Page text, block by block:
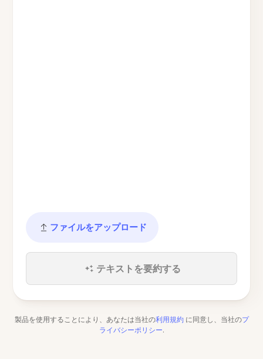
ファイルをアップロード
テキストを要約する
製品を使用することにより、あなたは当社の利用規約 に同意し、当社のプ
ライバシーポリシー.